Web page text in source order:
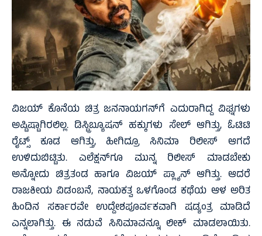
ವಿಜಯ್ ಕೊನೆಯ ಚಿತ್ರ ಜನನಾಯಗನ್‌ಗೆ ಎದುರಾಗಿದ್ದ ವಿಘ್ನಗಳು
ಅಷ್ಟಿಷ್ಟಾಗಿರಲಿಲ್ಲ. ಡಿಸ್ಟ್ರಿಬ್ಯೂಷನ್ ಹಕ್ಕುಗಳು ಸೇಲ್ ಆಗಿತ್ತು, ಓಟಿಟಿ
ರೈಟ್ಸ್ ಕೂಡ ಆಗಿತ್ತು, ಹೀಗಿದ್ರೂ ಸಿನಿಮಾ ರಿಲೀಸ್ ಆಗದೆ
ಉಳಿದುಬಿಟ್ಟಿತು. ಎಲೆಕ್ಷನ್‌ಗೂ ಮುನ್ನ ರಿಲೀಸ್ ಮಾಡಬೇಕು
ಅನ್ನೋದು ಚಿತ್ರತಂಡ ಹಾಗೂ ವಿಜಯ್ ಪ್ಲ್ಯಾನ್ ಆಗಿತ್ತು. ಆದರೆ
ರಾಜಕೀಯ ವಿಡಂಬನೆ, ನಾಯಕತ್ವ ಒಳಗೊಂಡ ಕಥೆಯ ಆಳ ಅರಿತ
ಹಿಂದಿನ ಸರ್ಕಾರವೇ ಉದ್ದೇಶಪೂರ್ವಕವಾಗಿ ಷಡ್ಯಂತ್ರ ಮಾಡಿದೆ
ಎನ್ನಲಾಗಿತ್ತು. ಈ ನಡುವೆ ಸಿನಿಮಾವನ್ನೂ ಲೀಕ್ ಮಾಡಲಾಯಿತು.